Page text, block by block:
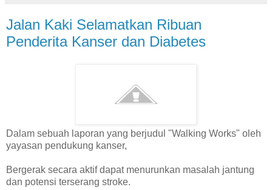
Jalan Kaki Selamatkan Ribuan
Penderita Kanser dan Diabetes
Dalam sebuah laporan yang berjudul "Walking Works" oleh
yayasan pendukung kanser,
Bergerak secara aktif dapat menurunkan masalah jantung
dan potensi terserang stroke.